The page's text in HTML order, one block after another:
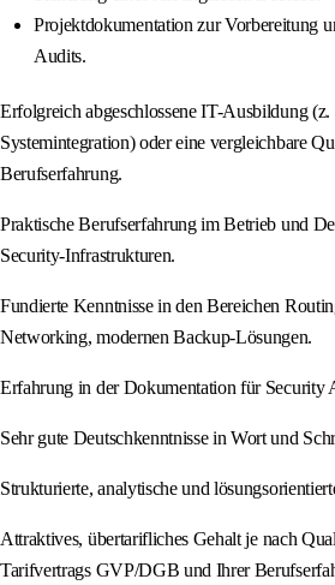
Projektdokumentation zur Vorbereitung
Audits.
Erfolgreich abgeschlossene IT-Ausbildung
Systemintegration) oder eine vergleichbare
Berufserfahrung.
Praktische Berufserfahrung im Betrieb und
Security-Infrastrukturen.
Fundierte Kenntnisse in den Bereichen
Networking, modernen Backup-Lösungen.
Erfahrung in der Dokumentation für Security
Sehr gute Deutschkenntnisse in Wort und
Strukturierte, analytische und
Attraktives, übertarifliches Gehalt je nach
Tarifvertrags GVP/DGB und Ihrer